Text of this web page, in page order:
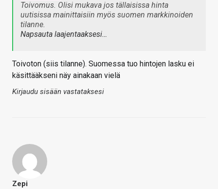
Toivomus. Olisi mukava jos tällaisissa hinta
uutisissa mainittaisiin myös suomen markkinoiden
tilanne.
Napsauta laajentaaksesi…
Toivoton (siis tilanne). Suomessa tuo hintojen lasku ei
käsittääkseni näy ainakaan vielä
Kirjaudu sisään vastataksesi
Zepi